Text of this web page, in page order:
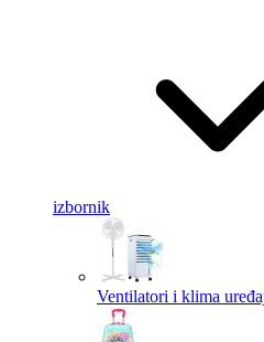
izbornik
Ventilatori i klima